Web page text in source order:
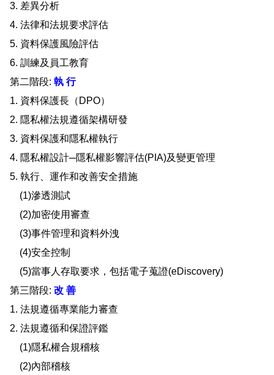
3. 差異分析
4. 法律和法規要求評估
5. 資料保護風險評估
6. 訓練及員工教育
第二階段: 執 行
1. 資料保護長（DPO）
2. 隱私權法規遵循架構研發
3. 資料保護和隱私權執行
4. 隱私權設計─隱私權影響評估(PIA)及變更管理
5. 執行、運作和改善安全措施
(1)滲透測試
(2)加密使用審查
(3)事件管理和資料外洩
(4)安全控制
(5)當事人存取要求，包括電子蒐證(eDiscovery)
第三階段: 改 善
1. 法規遵循專業能力審查
2. 法規遵循和保證評鑑
(1)隱私權合規稽核
(2)內部稽核